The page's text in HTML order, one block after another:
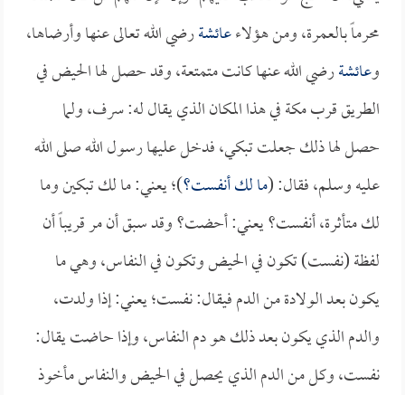
محرماً بالعمرة، ومن هؤلاءعائشةرضي الله تعالى عنها وأرضاها،
وعائشةرضي الله عنها كانت متمتعة، وقد حصل لها الحيض في
الطريق قرب مكة في هذا المكان الذي يقال له: سرف، ولما
حصل لها ذلك جعلت تبكي، فدخل عليها رسول الله صلى الله
عليه وسلم، فقال: (ما لك أنفست؟)؛ يعني: ما لك تبكين وما
لك متأثرة، أنفست؟ يعني: أحضت؟ وقد سبق أن مر قريباً أن
لفظة (نفست) تكون في الحيض وتكون في النفاس، وهي ما
يكون بعد الولادة من الدم فيقال: نفست؛ يعني: إذا ولدت،
والدم الذي يكون بعد ذلك هو دم النفاس، وإذا حاضت يقال:
نفست، وكل من الدم الذي يحصل في الحيض والنفاس مأخوذ